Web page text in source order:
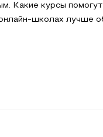
Какие курсы
школах лучше